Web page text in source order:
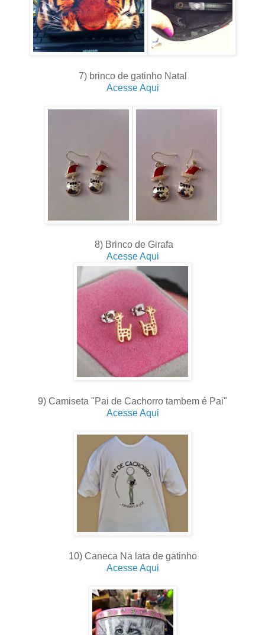
7) brinco de gatinho Natal
Acesse Aqui
8) Brinco de Girafa
Acesse Aqui
9) Camiseta "Pai de Cachorro tambem é Pai"
Acesse Aqui
10) Caneca Na lata de gatinho
Acesse Aqui